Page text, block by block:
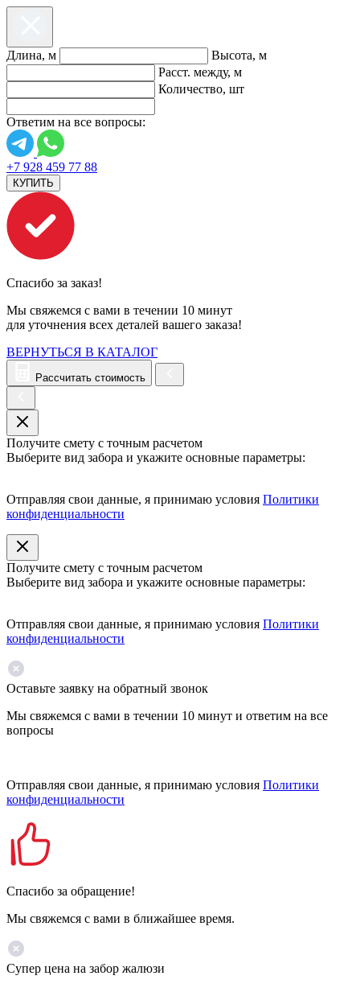
Длина, м
Высота, м
Расст. между, м
Количество, шт
Ответим на все вопросы:
+7 928 459 77 88
КУПИТЬ
Спасибо за заказ!
Мы свяжемся с вами в течении 10 минут
для уточнения всех деталей вашего заказа!
ВЕРНУТЬСЯ В КАТАЛОГ
Рассчитать стоимость
Получите смету с точным расчетом
Выберите вид забора и укажите основные параметры:
Отправляя свои данные, я принимаю условия Политики
конфиденциальности
Получите смету с точным расчетом
Выберите вид забора и укажите основные параметры:
Отправляя свои данные, я принимаю условия Политики
конфиденциальности
Оставьте заявку на обратный звонок
Мы свяжемся с вами в течении 10 минут и ответим на все
вопросы
Отправляя свои данные, я принимаю условия Политики
конфиденциальности
Спасибо за обращение!
Мы свяжемся с вами в ближайшее время.
Супер цена на забор жалюзи